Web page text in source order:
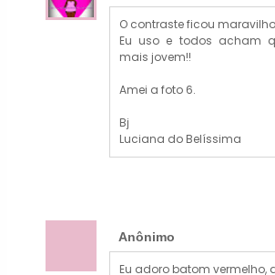
O contraste ficou
Eu uso e todos acham
mais jovem!!
Amei a foto 6.
Bj
Luciana do Belíssima
Anônimo
Eu adoro batom vermelho,